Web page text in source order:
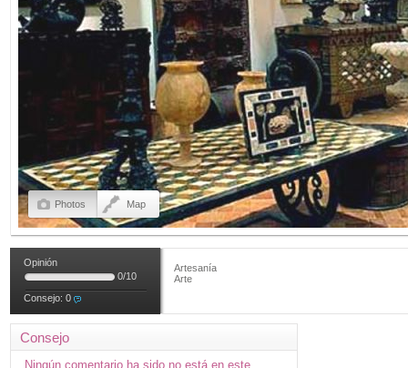
Photos Map
Opinión
0/10
Consejo: 0
Artesanía
Arte
Consejo
Ningún comentario ha sido no está en este